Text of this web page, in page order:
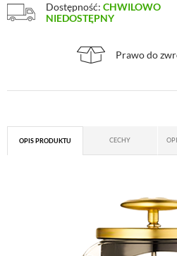
Dostępność: CHWILOWO
NIEDOSTĘPNY
Prawo do
OPIS PRODUKTU CECHY